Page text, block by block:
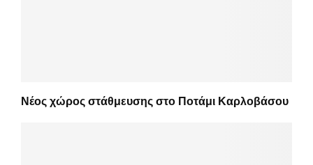
Νέος χώρος στάθμευσης στο Ποτάμι Καρλοβάσου